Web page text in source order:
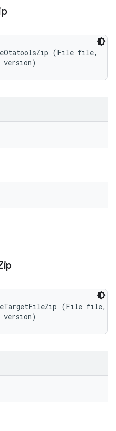
(File file,
version)
(File file,
version)